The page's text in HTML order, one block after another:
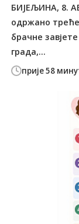
прије 58
БИЈЕЉИНА, 8.
одржано треће
брачне
града,...